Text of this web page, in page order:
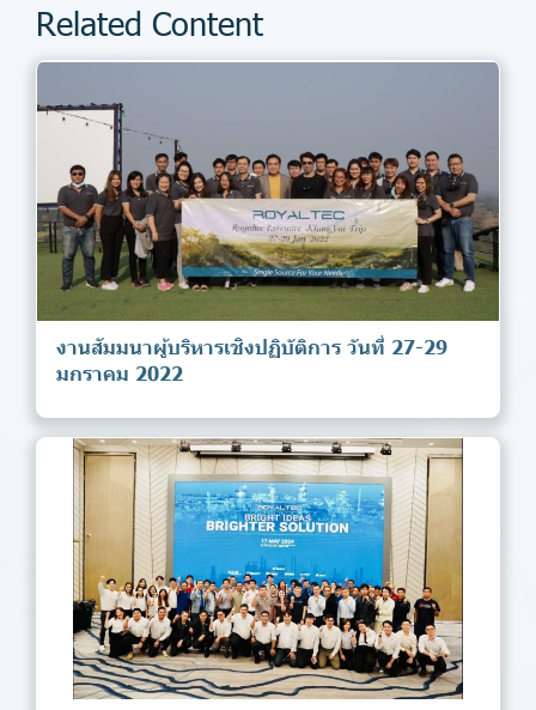
Related Content
งานสัมมนาผู้บริหารเชิงปฏิบัติการ วันที่ 27-29
มกราคม 2022